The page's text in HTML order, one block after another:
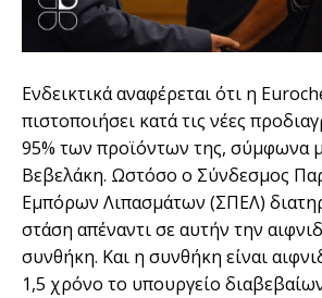
Ενδεικτικά αναφέρεται ότι η
πιστοποιήσει κατά τις νέες
95% των προϊόντων της, σύμφωνα
Βεβελάκη. Ωστόσο ο Σύνδεσμος
Εμπόρων Λιπασμάτων (ΣΠΕΛ)
στάση απέναντι σε αυτήν την
συνθήκη. Και η συνθήκη είναι
1,5 χρόνο το υπουργείο